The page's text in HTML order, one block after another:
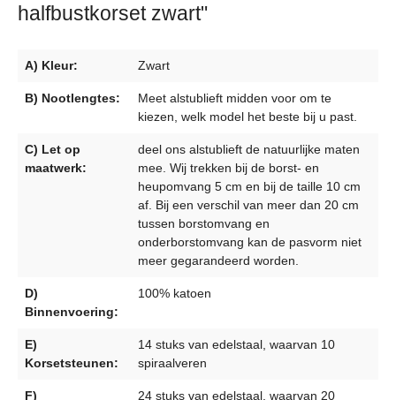
halfbustkorset zwart"
A) Kleur: Zwart
B) Nootlengtes:
Meet alstublieft midden voor om te
kiezen, welk model het beste bij u past.
C) Let op
maatwerk:
deel ons alstublieft de natuurlijke maten
mee. Wij trekken bij de borst- en
heupomvang 5 cm en bij de taille 10 cm
af. Bij een verschil van meer dan 20 cm
tussen borstomvang en
onderborstomvang kan de pasvorm niet
meer gegarandeerd worden.
D)
Binnenvoering:
100% katoen
E)
Korsetsteunen:
14 stuks van edelstaal, waarvan 10
spiraalveren
F) 24 stuks van edelstaal, waarvan 20